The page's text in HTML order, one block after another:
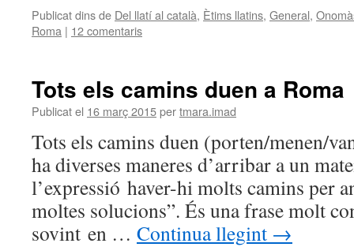
Publicat dins de Del llatí al català, Ètims llatins, General,
Roma | 12 comentaris
Tots els camins duen a Roma
Publicat el 16 març 2015pertmara.imad
Tots els camins duen (porten/menen/
ha diverses maneres d’arribar a un
l’expressió haver-hi molts camins per
moltes solucions”. És una frase molt
sovint en … Continua llegint →